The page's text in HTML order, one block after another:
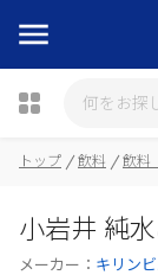
トップ 飲料 飲料
小岩井 純
メーカー： キリン